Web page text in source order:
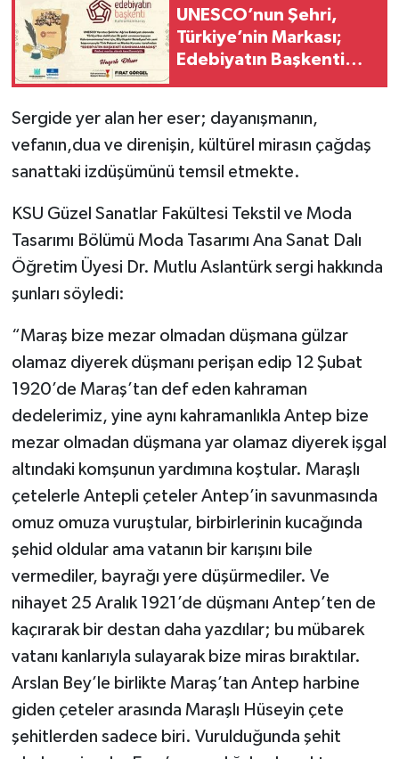
UNESCO’nun Şehri,
Türkiye’nin Markası;
Edebiyatın Başkenti
Sergide yer alan her eser; dayanışmanın,
vefanın,dua ve direnişin, kültürel mirasın çağdaş
sanattaki izdüşümünü temsil etmekte.
KSU Güzel Sanatlar Fakültesi Tekstil ve Moda
Tasarımı Bölümü Moda Tasarımı Ana Sanat Dalı
Öğretim Üyesi Dr. Mutlu Aslantürk sergi hakkında
şunları söyledi:
“Maraş bize mezar olmadan düşmana gülzar
olamaz diyerek düşmanı perişan edip 12 Şubat
1920’de Maraş’tan def eden kahraman
dedelerimiz, yine aynı kahramanlıkla Antep bize
mezar olmadan düşmana yar olamaz diyerek işgal
altındaki komşunun yardımına koştular. Maraşlı
çetelerle Antepli çeteler Antep’in savunmasında
omuz omuza vuruştular, birbirlerinin kucağında
şehid oldular ama vatanın bir karışını bile
vermediler, bayrağı yere düşürmediler. Ve
nihayet 25 Aralık 1921’de düşmanı Antep’ten de
kaçırarak bir destan daha yazdılar; bu mübarek
vatanı kanlarıyla sulayarak bize miras bıraktılar.
Arslan Bey’le birlikte Maraş’tan Antep harbine
giden çeteler arasında Maraşlı Hüseyin çete
şehitlerden sadece biri. Vurulduğunda şehit